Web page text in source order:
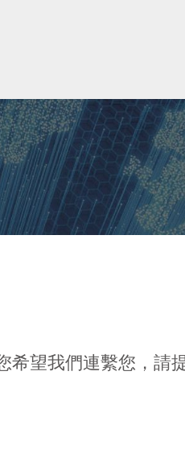
望我們連繫您，